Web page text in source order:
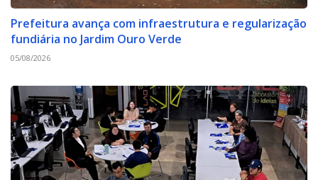
Prefeitura avança com infraestrutura e regularização
fundiária no Jardim Ouro Verde
05/08/2026